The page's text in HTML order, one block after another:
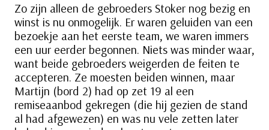
Zo zijn alleen de gebroeders Stoker nog bezig en
winst is nu onmogelijk. Er waren geluiden van een
bezoekje aan het eerste team, we waren immers
een uur eerder begonnen. Niets was minder waar,
want beide gebroeders weigerden de feiten te
accepteren. Ze moesten beiden winnen, maar
Martijn (bord 2) had op zet 19 al een
remiseaanbod gekregen (die hij gezien de stand
al had afgewezen) en was nu vele zetten later